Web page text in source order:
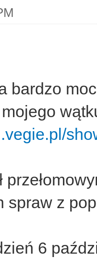
bardzo
spraw z
6